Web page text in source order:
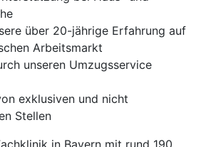
über 20-jährige Erfahrung auf
Arbeitsmarkt
unseren Umzugsservice
exklusiven und nicht
Stellen
in Bayern mit rund 190